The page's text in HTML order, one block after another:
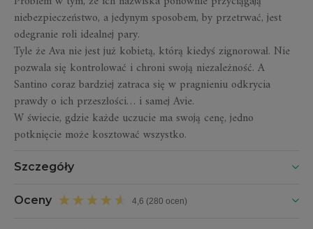
niebezpieczeństwo, a jedynym sposobem, by przetrwać, jest
odegranie roli idealnej pary.
Tyle że Ava nie jest już kobietą, którą kiedyś zignorował. Nie
pozwala się kontrolować i chroni swoją niezależność. A
Santino coraz bardziej zatraca się w pragnieniu odkrycia
prawdy o ich przeszłości… i samej Avie.
W świecie, gdzie każde uczucie ma swoją cenę, jedno
potknięcie może kosztować wszystko.
Szczegóły
Oceny 4,6 (280 ocen)